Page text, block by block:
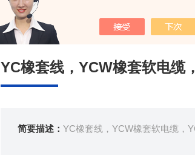
YC橡套线，YCW橡套软电缆
简要描述：YC橡套线，YCW橡套软电缆，